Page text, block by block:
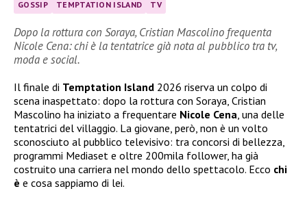
GOSSIP TEMPTATION ISLAND TV
Dopo la rottura con Soraya, Cristian Mascolino frequenta
Nicole Cena: chi è la tentatrice già nota al pubblico tra tv,
moda e social.
Il finale di Temptation Island 2026 riserva un colpo di
scena inaspettato: dopo la rottura con Soraya, Cristian
Mascolino ha iniziato a frequentare Nicole Cena , una delle
tentatrici del villaggio. La giovane, però, non è un volto
sconosciuto al pubblico televisivo: tra concorsi di bellezza,
programmi Mediaset e oltre 200mila follower, ha già
costruito una carriera nel mondo dello spettacolo. Ecco chi
è e cosa sappiamo di lei.